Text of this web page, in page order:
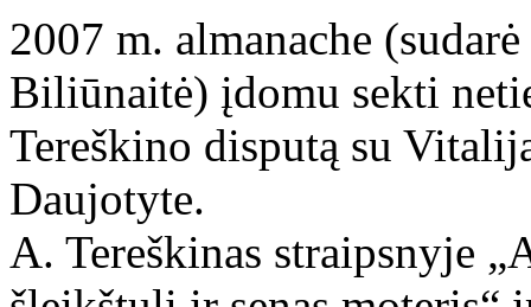
2007 m. almanache
Biliūnaitė) įdomu sekti
Tereškino disputą su
Daujotyte.
A. Tereškinas straipsnyje